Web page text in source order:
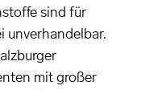
sind für
unverhandelbar.
mit großer